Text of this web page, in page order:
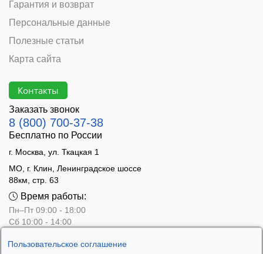
Пользовательское соглашение
Гарантия и возврат
Персональные данные
Полезные статьи
Карта сайта
Контакты
Заказать звонок
8 (800) 700-37-38
Бесплатно по России
г. Москва, ул. Ткацкая 1
МО, г. Клин, Ленинградское шоссе
88км, стр. 63
Время работы:
Пн–Пт 09:00 - 18:00
Сб 10:00 - 14:00